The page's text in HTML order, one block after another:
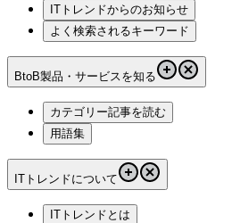
ITトレンドからのお知らせ
よく検索されるキーワード
BtoB製品・サービスを知る
カテゴリー記事を読む
用語集
ITトレンドについて
ITトレンドとは